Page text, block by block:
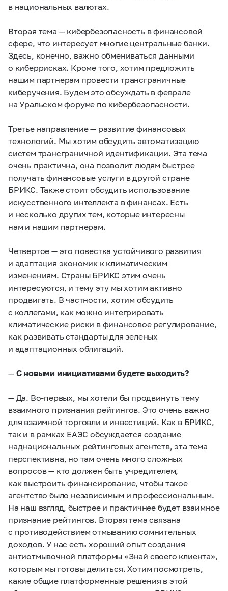
в национальных валютах.
Вторая тема — кибербезопасность в финансовой
сфере, что интересует многие центральные банки.
Здесь, конечно, важно обмениваться данными
о киберрисках. Кроме того, хотим предложить
нашим партнерам провести трансграничные
киберучения. Будем это обсуждать в феврале
на Уральском форуме по кибербезопасности.
Третье направление — развитие финансовых
технологий. Мы хотим обсудить автоматизацию
систем трансграничной идентификации. Эта тема
очень практична, она позволит людям быстрее
получать финансовые услуги в другой стране
БРИКС. Также стоит обсудить использование
искусственного интеллекта в финансах. Есть
и несколько других тем, которые интересны
нам и нашим партнерам.
Четвертое — это повестка устойчивого развития
и адаптация экономик к климатическим
изменениям. Страны БРИКС этим очень
интересуются, и тему эту мы хотим активно
продвигать. В частности, хотим обсудить
с коллегами, как можно интегрировать
климатические риски в финансовое регулирование,
как развивать стандарты для зеленых
и адаптационных облигаций.
— С новыми инициативами будете выходить?
— Да. Во-первых, мы хотели бы продвинуть тему
взаимного признания рейтингов. Это очень важно
для взаимной торговли и инвестиций. Как в БРИКС,
так и в рамках ЕАЭС обсуждается создание
наднациональных рейтинговых агентств, эта тема
перспективна, но там очень много сложных
вопросов — кто должен быть учредителем,
как выстроить финансирование, чтобы такое
агентство было независимым и профессиональным.
На наш взгляд, быстрее и практичнее будет взаимное
признание рейтингов. Вторая тема связана
с противодействием отмыванию сомнительных
доходов. У нас есть хороший опыт создания
антиотмывочной платформы «Знай своего клиента»,
которым мы готовы делиться. Хотим посмотреть,
какие общие платформенные решения в этой